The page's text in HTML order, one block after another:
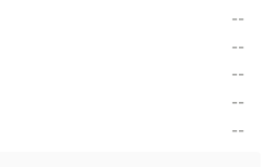
克--
--
--
--
--